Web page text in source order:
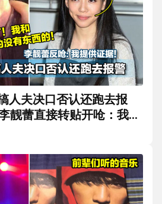
人夫决口否认还跑去报
靓蕾直接转贴开呛：我提